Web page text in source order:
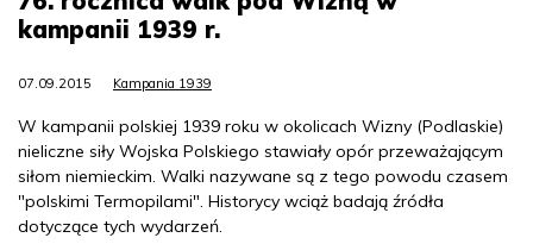
kampanii 1939 r.
07.09.2015 Kampania 1939
W kampanii polskiej 1939 roku w okolicach Wizny (Podlaskie)
nieliczne siły Wojska Polskiego stawiały opór przeważającym
siłom niemieckim. Walki nazywane są z tego powodu czasem
"polskimi Termopilami". Historycy wciąż badają źródła
dotyczące tych wydarzeń.